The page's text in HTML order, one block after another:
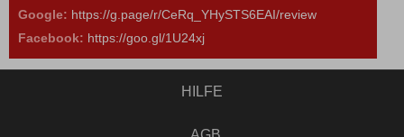
Google: https://g.page/r/CeRq_YHySTS6EAI/review
Facebook: https://goo.gl/1U24xj
HILFE